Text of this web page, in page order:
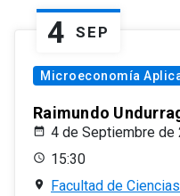
4 SEP
Microeconomía
Raimundo
4 de Septiembre de
15:30
Facultad de